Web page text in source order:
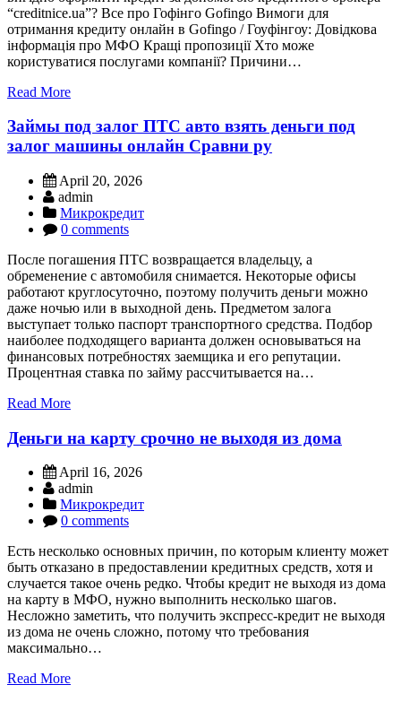
“creditnice.ua”? Все про Гофінго Gofingo Вимоги для
отримання кредиту онлайн в Gofingo / Гоуфінгоу: Довідкова
інформація про МФО Кращі пропозиції Хто може
користуватися послугами компанії? Причини…
Read More
Займы под залог ПТС авто взять деньги под
залог машины онлайн Сравни ру
April 20, 2026
admin
Микрокредит
0 comments
После погашения ПТС возвращается владельцу, а
обременение с автомобиля снимается. Некоторые офисы
работают круглосуточно, поэтому получить деньги можно
даже ночью или в выходной день. Предметом залога
выступает только паспорт транспортного средства. Подбор
наиболее подходящего варианта должен основываться на
финансовых потребностях заемщика и его репутации.
Процентная ставка по займу рассчитывается на…
Read More
Деньги на карту срочно не выходя из дома
April 16, 2026
admin
Микрокредит
0 comments
Есть несколько основных причин, по которым клиенту может
быть отказано в предоставлении кредитных средств, хотя и
случается такое очень редко. Чтобы кредит не выходя из дома
на карту в МФО, нужно выполнить несколько шагов.
Несложно заметить, что получить экспресс-кредит не выходя
из дома не очень сложно, потому что требования
максимально…
Read More